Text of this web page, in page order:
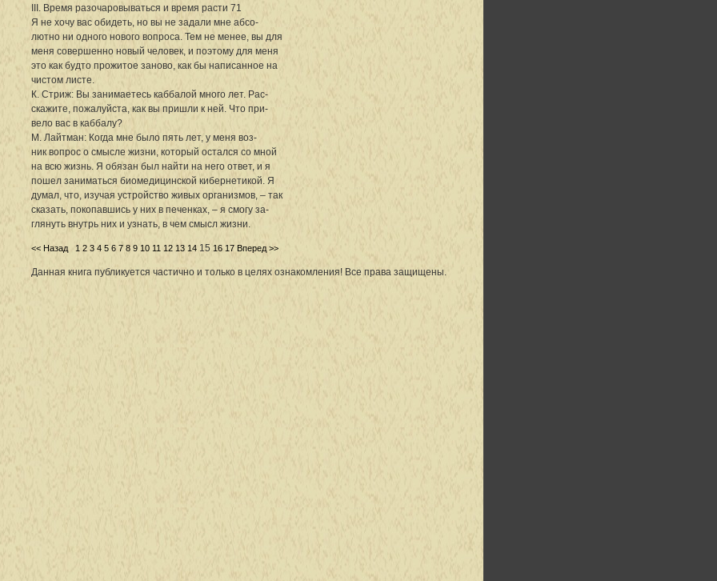
III. Время разочаровываться и время расти 71
Я не хочу вас обидеть, но вы не задали мне абсо-
лютно ни одного нового вопроса. Тем не менее, вы для
меня совершенно новый человек, и поэтому для меня
это как будто прожитое заново, как бы написанное на
чистом листе.
К. Стриж: Вы занимаетесь каббалой много лет. Рас-
скажите, пожалуйста, как вы пришли к ней. Что при-
вело вас в каббалу?
М. Лайтман: Когда мне было пять лет, у меня воз-
ник вопрос о смысле жизни, который остался со мной
на всю жизнь. Я обязан был найти на него ответ, и я
пошел заниматься биомедицинской кибернетикой. Я
думал, что, изучая устройство живых организмов, – так
сказать, покопавшись у них в печенках, – я смогу за-
глянуть внутрь них и узнать, в чем смысл жизни.
<< Назад 1 2 3 4 5 6 7 8 9 10 11 12 13 14 15 16 17 Вперед >>
Данная книга публикуется частично и только в целях ознакомления! Все права защищены.